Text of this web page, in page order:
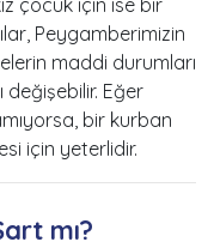
Peygamberimizin
maddi durumları
değişebilir. Eğer
bir kurban
için yeterlidir.
mı?